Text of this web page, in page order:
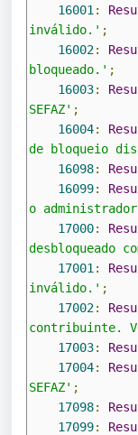
16001 :
inválido.' ;
16002:
bloqueado.' ;
16003:
SEFAZ' ;
16004:
de bloqueio
16098:
16099:
o
17000:
desbloqueado
17001 :
inválido.' ;
17002:
contribuinte.
17003:
17004:
SEFAZ' ;
17098:
17099: